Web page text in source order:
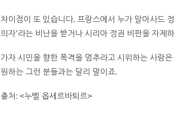
차이점이 또 있습니다. 프랑스에서 누가 알아사드
의자’라는 비난을 받거나 시리아 정권 비판을 자제
가자 시민을 향한 폭격을 멈추라고 시위하는 사람
원하는 그런 분들과는 달리 말이죠.
출처: <누벨 옵세르바퇴르>